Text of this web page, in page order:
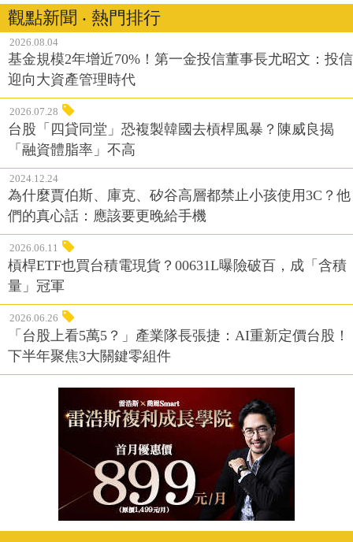
觀點新聞 ‧ 熱門排行
2026.08.04
基金規模2年增近70%！第一金投信董事長尤昭文：投信
迎向大資產管理時代
2026.07.28
台股「四貸同堂」恐複製韓國去槓桿風暴？陳威良揭
「融資體脂率」不高
2024.12.24
為什麼賈伯斯、庫克、矽谷高層都禁止小孩使用3C？他
們的真心話：應該要更晚給手機
2026.06.11
槓桿ETF也買台積電現貨？00631L曝險破百，成「含積
量」冠軍
2026.06.26
「台股上看5萬5？」產業隊長張捷：AI重新定價台股！
下半年聚焦3大關鍵零組件